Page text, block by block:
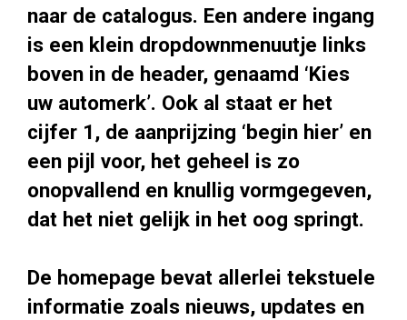
naar de catalogus. Een andere ingang
is een klein dropdownmenuutje links
boven in de header, genaamd ‘Kies
uw automerk’. Ook al staat er het
cijfer 1, de aanprijzing ‘begin hier’ en
een pijl voor, het geheel is zo
onopvallend en knullig vormgegeven,
dat het niet gelijk in het oog springt.
De homepage bevat allerlei tekstuele
informatie zoals nieuws, updates en